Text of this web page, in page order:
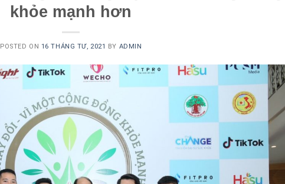
khỏe mạnh hơn
POSTED ON 16 THÁNG TƯ, 2021 BY ADMIN